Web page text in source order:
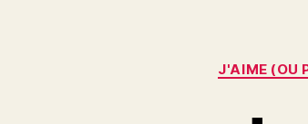
J'AIME (OU